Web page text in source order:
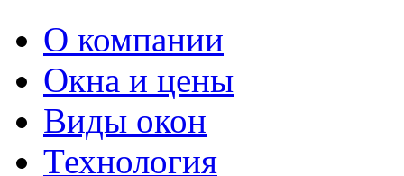
О компании
Окна и цены
Виды окон
Технология